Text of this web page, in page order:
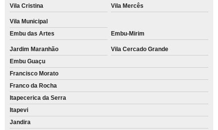
Vila Cristina Vila Mercês
Vila Municipal
Embu das Artes
Embu-Mirim
Jardim Maranhão
Vila Cercado Grande
Embu Guaçu
Francisco Morato
Franco da Rocha
Itapecerica da Serra
Itapevi
Jandira